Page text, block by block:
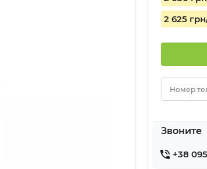
2 625 грн
Номер
Звоните
+38